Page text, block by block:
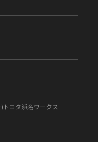
トヨタ浜名ワークス